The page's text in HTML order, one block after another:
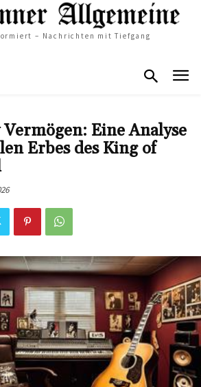
– Nachrichten mit Tiefgang
Vermögen: Eine Analyse
Erbes des King of